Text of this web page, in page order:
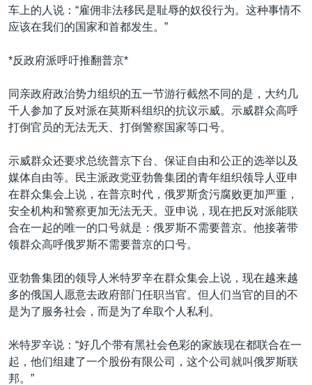
车上的人说：“雇佣非法移民是耻辱的奴役行为。这种事情不
应该在我们的国家和首都发生。”
*反政府派呼吁推翻普京*
同亲政府政治势力组织的五一节游行截然不同的是，大约几
千人参加了反对派在莫斯科组织的抗议示威。示威群众高呼
打倒官员的无法无天、打倒警察国家等口号。
示威群众还要求总统普京下台、保证自由和公正的选举以及
媒体自由等。民主派政党亚勃鲁集团的青年组织领导人亚申
在群众集会上说，在普京时代，俄罗斯贪污腐败更加严重，
安全机构和警察更加无法无天。亚申说，现在把反对派能联
合在一起的唯一的口号就是：俄罗斯不需要普京。他接著带
领群众高呼俄罗斯不需要普京的口号。
亚勃鲁集团的领导人米特罗辛在群众集会上说，现在越来越
多的俄国人愿意去政府部门任职当官。但人们当官的目的不
是为了服务社会，而是为了牟取个人私利。
米特罗辛说：“好几个带有黑社会色彩的家族现在都联合在一
起，他们组建了一个股份有限公司，这个公司就叫俄罗斯联
邦。”